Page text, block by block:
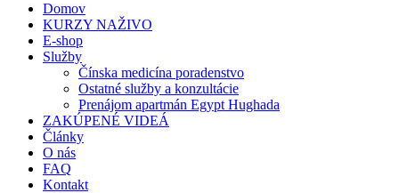
Domov
KURZY NAŽIVO
E-shop
Služby
Čínska medicína poradenstvo
Ostatné služby a konzultácie
Prenájom apartmán Egypt Hughada
ZAKÚPENÉ VIDEÁ
Články
O nás
FAQ
Kontakt